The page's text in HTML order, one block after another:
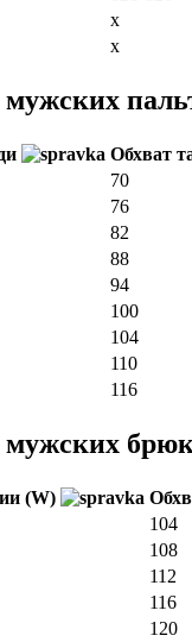
x
x
мужских
Обхват
70
76
82
88
94
100
104
110
116
мужских
(W)
104
108
112
116
120